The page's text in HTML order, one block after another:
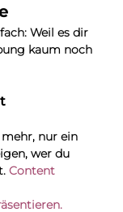
Weil es dir
kaum noch
nur ein
wer du
Content